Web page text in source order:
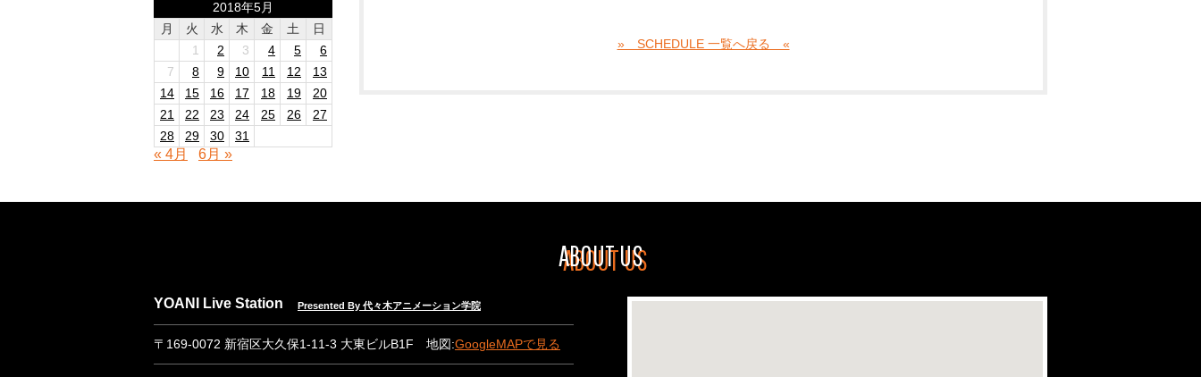
2018年5月
月
火 水 木 金 土
日
1
2 3 4 5
6
7
8 9 10 11 12
13
14
15 16 17 18 19
20
21
22 23 24 25 26
27
28
29 30 31
« 4月 6月 »
» SCHEDULE 一覧へ戻る «
ABOUT US
YOANI Live Station Presented By 代々木アニメーション学院
〒169-0072 新宿区大久保1-11-3 大東ビルB1F 地図:GoogleMAPで見る